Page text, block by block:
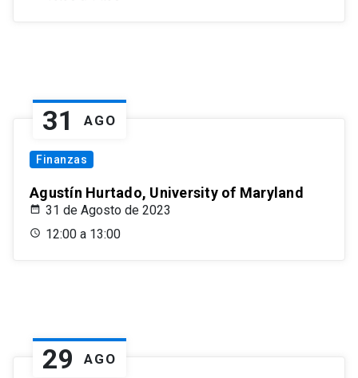
31 AGO
Finanzas
Agustín Hurtado, University of Maryland
31 de Agosto de 2023
12:00 a 13:00
29 AGO